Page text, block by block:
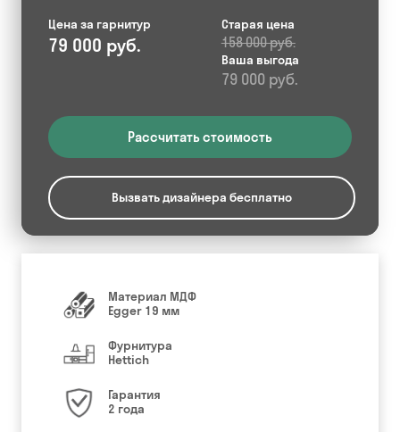
Цена за гарнитур
79 000 руб.
Старая цена
158 000 руб.
Ваша выгода
79 000 руб.
Рассчитать стоимость
Вызвать дизайнера бесплатно
Материал МДФ
Egger 19 мм
Фурнитура
Hettich
Гарантия
2 года